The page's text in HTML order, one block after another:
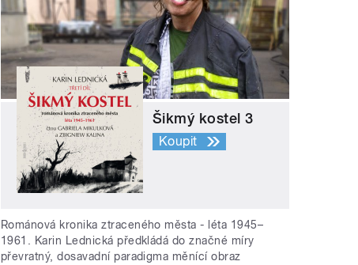
Šikmý kostel 3
Koupit
Románová kronika ztraceného města - léta 1945–
1961. Karin Lednická předkládá do značné míry
převratný, dosavadní paradigma měnící obraz